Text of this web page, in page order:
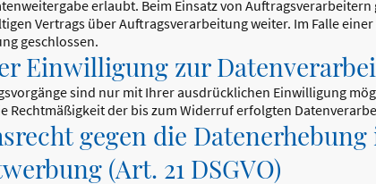
erlaubt. Beim Einsatz von
Vertrags über Auftragsverarbeitung weiter. Im Falle
geschlossen.
Einwilligung zur
sind nur mit Ihrer ausdrücklichen Einwilligung
Rechtmäßigkeit der bis zum Widerruf erfolgten
gegen die
(Art. 21 DSGVO)